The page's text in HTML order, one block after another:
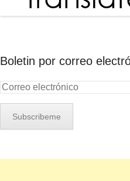
Boletin por correo